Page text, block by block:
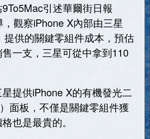
引述華爾街日報
，觀察iPhone X內部由三星
提供的關鍵零組件成本，預估
一支，三星可從中拿到110
提供iPhone X的有機發光二
面板，不僅是關鍵零組件獲
也是最貴的。